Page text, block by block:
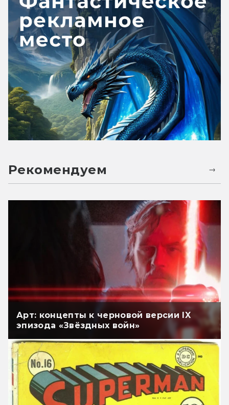
Рекомендуем
Арт: концепты к черновой версии IX
эпизода «Звёздных войн»